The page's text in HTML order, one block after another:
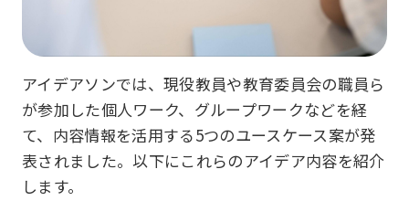
アイデアソンでは、現役教員や教育委員会の職員ら
が参加した個人ワーク、グループワークなどを経
て、内容情報を活用する5つのユースケース案が発
表されました。以下にこれらのアイデア内容を紹介
します。